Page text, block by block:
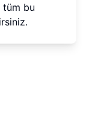
tüm bu